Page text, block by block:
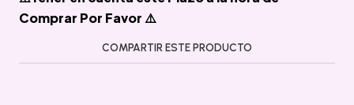
Comprar Por Favor ⚠️
COMPARTIR ESTE PRODUCTO